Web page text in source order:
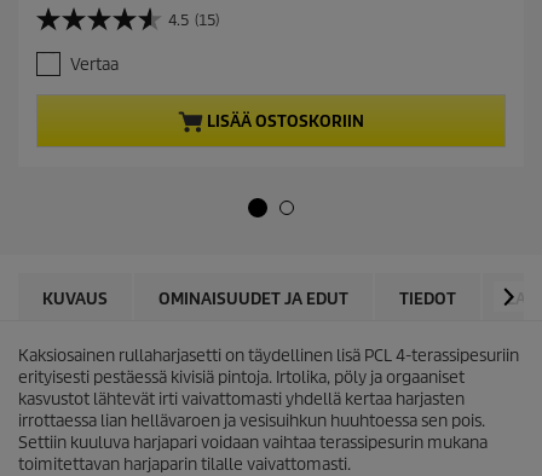
r
e
n
t
r
e
4.5 (15)
4
.
5
/
1
r
v
o
s
t
e
Vertaa
LISÄÄ OSTOSKORIIN
KUVAUS OMINAISUUDET JA EDUT TIEDOT
Kaksiosainen rullaharjasetti on täydellinen lisä PCL 4-terassipesuriin
erityisesti pestäessä kivisiä pintoja. Irtolika, pöly ja orgaaniset
kasvustot lähtevät irti vaivattomasti yhdellä kertaa harjasten
irrottaessa lian hellävaroen ja vesisuihkun huuhtoessa sen pois.
Settiin kuuluva harjapari voidaan vaihtaa terassipesurin mukana
toimitettavan harjaparin tilalle vaivattomasti.